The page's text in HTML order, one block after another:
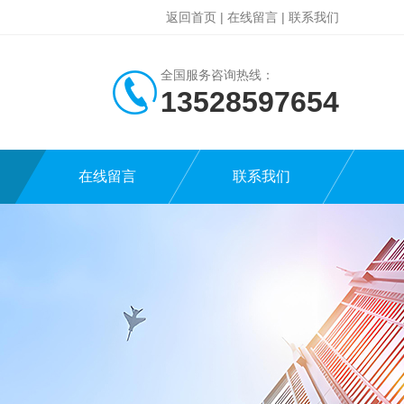
返回首页 | 在线留言 | 联系我们
全国服务咨询热线：
13528597654
在线留言 联系我们